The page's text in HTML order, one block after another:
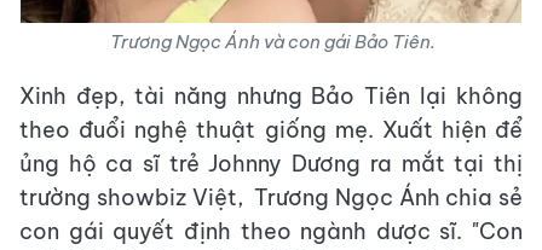
Trương Ngọc Ánh và con gái Bảo Tiên.
Xinh đẹp, tài năng nhưng Bảo Tiên lại không
theo đuổi nghệ thuật giống mẹ. Xuất hiện để
ủng hộ ca sĩ trẻ Johnny Dương ra mắt tại thị
trường showbiz Việt, Trương Ngọc Ánh chia sẻ
con gái quyết định theo ngành dược sĩ. "Con